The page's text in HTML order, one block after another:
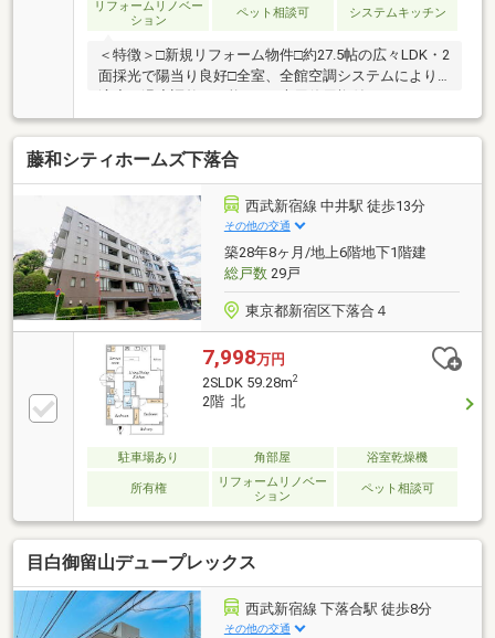
リフォームリノベー
ション
ペット相談可 システムキッチン
＜特徴＞□新規リフォーム物件□約27.5帖の広々LDK・2
面採光で陽当り良好□全室、全館空調システムにより
ームが1階部分にございます□ペット飼育可（猫可）別
途細則あり＜交通＞ 〇ＪＲ山手線「目白」駅徒歩１
２分〇西武新宿線「下落合」駅徒歩１０分＜新規リフ
ォーム内容＞○キッチン交換（浄水器・食洗機）○ユニ
ットバス交換（高温差し湯式）○クロス貼替・フロー
リング張替○洗面化粧台交換・トイレ交換○全館空調シ
ステム交換(配管・空調機器交換)等※2025年11月中旬
完了※家具・調度品は販売価格に含まれておりませ
ん。
藤和シティホームズ下落合
西武新宿線 中井駅 徒歩13分
その他の交通
築28年8ヶ月/地上6階地下1階建
総戸数29戸
東京都新宿区下落合４
7,998万円
2SLDK 59.28m2
2階 北
駐車場あり 角部屋 浴室乾燥機
所有権
リフォームリノベー
ション
ペット相談可
目白御留山デュープレックス
西武新宿線 下落合駅 徒歩8分
その他の交通